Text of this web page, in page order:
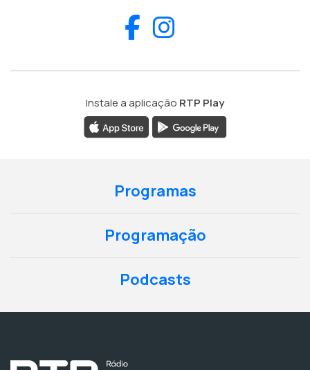
Facebook
Instale a aplicação RTP Play
Programas
Programação
Podcasts